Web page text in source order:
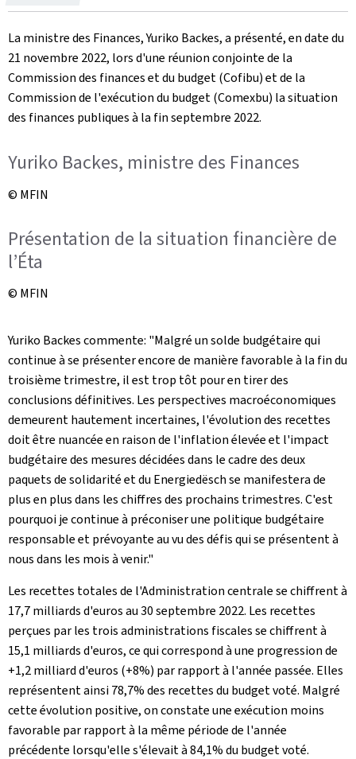
le
La ministre des Finances, Yuriko Backes, a présenté, en date du
21 novembre 2022, lors d'une réunion conjointe de la
Commission des finances et du budget (Cofibu) et de la
Commission de l'exécution du budget (Comexbu) la situation
des finances publiques à la fin septembre 2022.
Yuriko Backes, ministre des Finances
© MFIN
Présentation de la situation financière de
l’Éta
© MFIN
Yuriko Backes commente: "Malgré un solde budgétaire qui
continue à se présenter encore de manière favorable à la fin du
troisième trimestre, il est trop tôt pour en tirer des
conclusions définitives. Les perspectives macroéconomiques
demeurent hautement incertaines, l'évolution des recettes
doit être nuancée en raison de l'inflation élevée et l'impact
budgétaire des mesures décidées dans le cadre des deux
paquets de solidarité et du Energiedësch se manifestera de
plus en plus dans les chiffres des prochains trimestres. C'est
pourquoi je continue à préconiser une politique budgétaire
responsable et prévoyante au vu des défis qui se présentent à
nous dans les mois à venir."
Les recettes totales de l'Administration centrale se chiffrent à
17,7 milliards d'euros au 30 septembre 2022. Les recettes
perçues par les trois administrations fiscales se chiffrent à
15,1 milliards d'euros, ce qui correspond à une progression de
+1,2 milliard d'euros (+8%) par rapport à l'année passée. Elles
représentent ainsi 78,7% des recettes du budget voté. Malgré
cette évolution positive, on constate une exécution moins
favorable par rapport à la même période de l'année
précédente lorsqu'elle s'élevait à 84,1% du budget voté.